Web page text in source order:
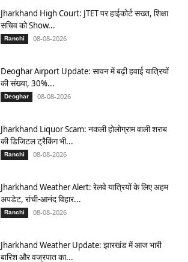
Jharkhand High Court: JTET पर हाईकोर्ट सख्त, शिक्षा
सचिव को Show...
Ranchi 08-08-2026
Deoghar Airport Update: सावन में बढ़ी हवाई यात्रियों
की संख्या, 30%...
Deoghar 08-08-2026
Jharkhand Liquor Scam: नकली होलोग्राम वाली शराब
की डिजिटल ट्रैकिंग भी...
Ranchi 08-08-2026
Jharkhand Weather Alert: रेलवे यात्रियों के लिए अहम
अपडेट, रांची-आनंद विहार...
Ranchi 08-08-2026
Jharkhand Weather Update: झारखंड में आज भारी
बारिश और वज्रपात का...